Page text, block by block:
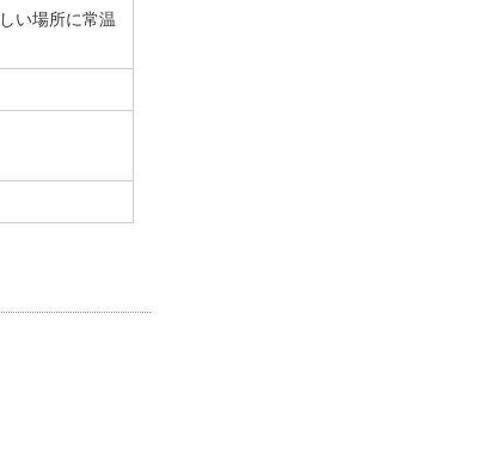
い場所に常温